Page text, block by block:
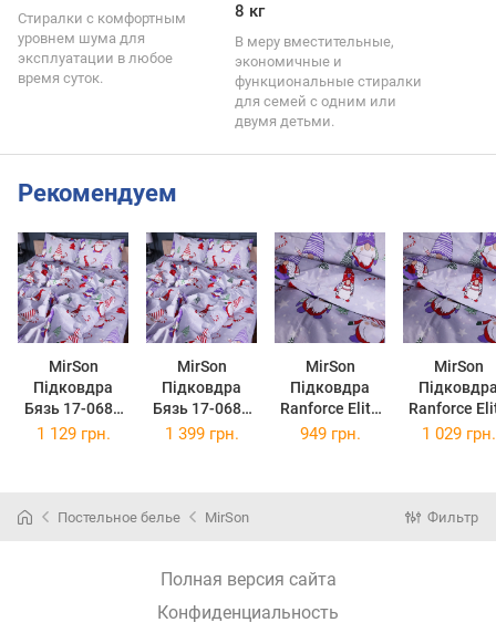
Стиралки с комфортным
уровнем шума для
эксплуатации в любое
время суток.
8 кг
В меру вместительные,
экономичные и
функциональные стиралки
для семей с одним или
двумя детьми.
Рекомендуем
MirSon
Підковдра
Бязь 17-0683
Holly Jolly 200
MirSon
Підковдра
Бязь 17-0683
Holly Jolly 220
MirSon
Підковдра
Ranforce Elite
17-0683 Holly
MirSon
Ranforce
17-0683
1 129 грн. 1 399 грн. 949 грн. 1 029 грн.
Постельное белье MirSon Фильтр
Полная версия сайта
Конфиденциальность